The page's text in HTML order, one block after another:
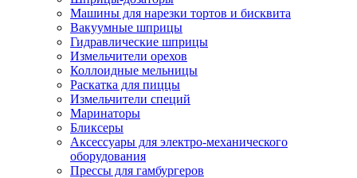
Машины для нарезки тортов и бисквита
Вакуумные шприцы
Гидравлические шприцы
Измельчители орехов
Коллоидные мельницы
Раскатка для пиццы
Измельчители специй
Маринаторы
Бликсеры
Аксессуары для электро-механического
оборудования
Прессы для гамбургеров